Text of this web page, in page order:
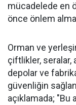
mücadelede en
önce önlem
Orman ve
çiftlikler, seralar,
depolar ve
güvenliğin
açıklamada; "Bu